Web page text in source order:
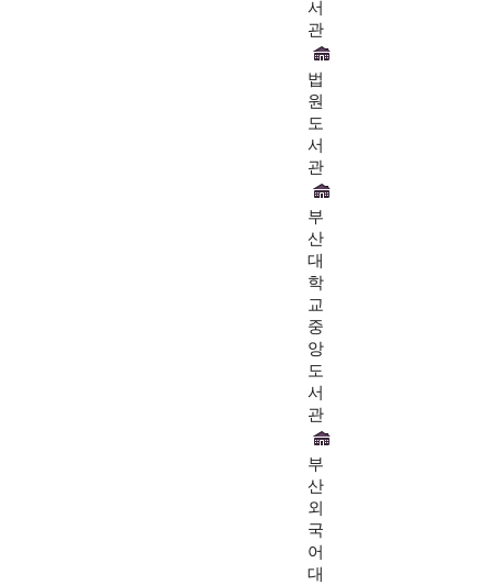
서
관
법
원
도
서
관
부
산
대
학
교
중
앙
도
서
관
부
산
외
국
어
대